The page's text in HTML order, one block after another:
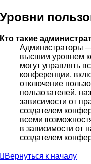
Уровни
Кто такие
Администраторы
высшим уровнем
могут управлять
конференции,
отключение
пользователей,
зависимости от
создателем
всеми
в зависимости от
создателем
Вернуться к началу